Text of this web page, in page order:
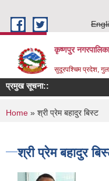
कृष्णपुर नगरपालिका
सुदूरपश्चिम प्रदेश,
प्रमुख सूचना::
You are here
Home » श्री प्रेम बहादुर बिस्ट
श्री प्रेम बहादुर